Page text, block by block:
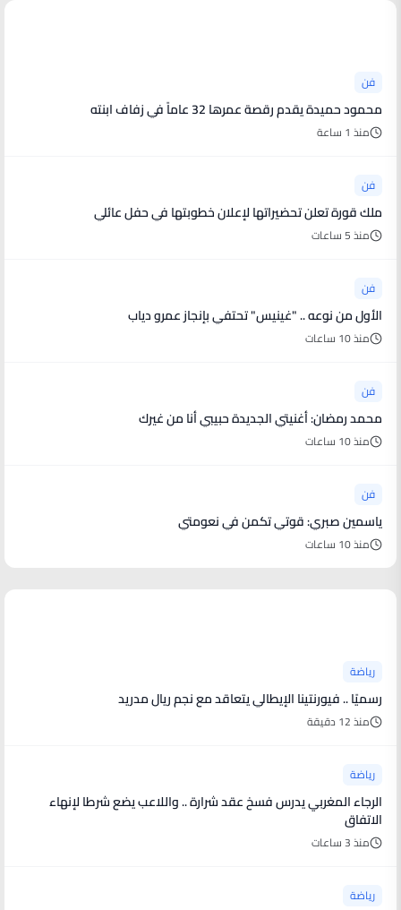
فن
محمود حميدة يقدم رقصة عمرها 32 عاماً في زفاف ابنته
منذ 1 ساعة
فن
ملك قورة تعلن تحضيراتها لإعلان خطوبتها في حفل عائلي
منذ 5 ساعات
فن
الأول من نوعه .. "غينيس" تحتفي بإنجاز عمرو دياب
منذ 10 ساعات
فن
محمد رمضان: أغنيتي الجديدة حبيبي أنا من غيرك
منذ 10 ساعات
فن
ياسمين صبري: قوتي تكمن في نعومتي
منذ 10 ساعات
رياضة
رسميًا .. فيورنتينا الإيطالي يتعاقد مع نجم ريال مدريد
منذ 12 دقيقة
رياضة
الرجاء المغربي يدرس فسخ عقد شرارة .. واللاعب يضع شرطا لإنهاء
الاتفاق
منذ 3 ساعات
رياضة